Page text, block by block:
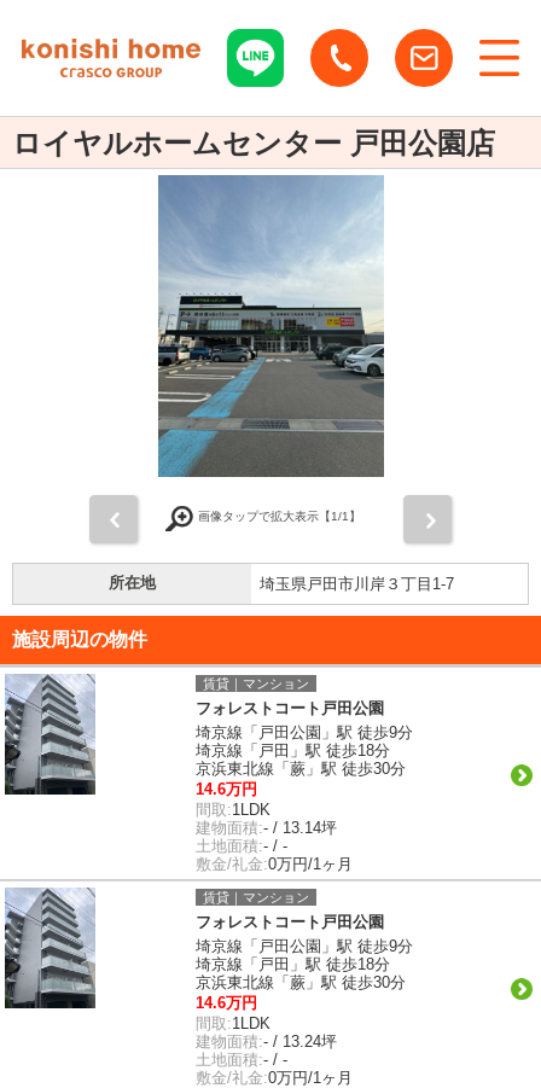
ロイヤルホームセンター 戸田公園店
画像タップで拡大表示【1/1】
所在地 埼玉県戸田市川岸３丁目1-7
施設周辺の物件
賃貸｜マンション
フォレストコート戸田公園
埼京線「戸田公園」駅 徒歩9分
埼京線「戸田」駅 徒歩18分
京浜東北線「蕨」駅 徒歩30分
14.6万円
間取:1LDK
建物面積:- / 13.14坪
土地面積:- / -
敷金/礼金:0万円/1ヶ月
賃貸｜マンション
フォレストコート戸田公園
埼京線「戸田公園」駅 徒歩9分
埼京線「戸田」駅 徒歩18分
京浜東北線「蕨」駅 徒歩30分
14.6万円
間取:1LDK
建物面積:- / 13.24坪
土地面積:- / -
敷金/礼金:0万円/1ヶ月